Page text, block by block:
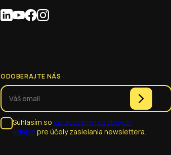
ODOBERAJTE NÁS
Súhlasím so spracúvaním osobných
údajovpre účely zasielania newslettera.